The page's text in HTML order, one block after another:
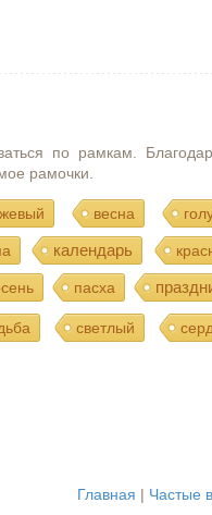
по рамкам.
рамочки.
весна
календарь
пасха
светлый
Главная | Частые